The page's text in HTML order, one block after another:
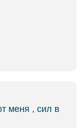
меня , сил в